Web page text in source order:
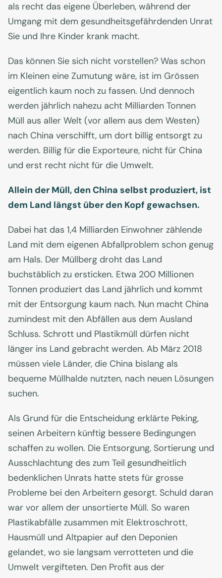
als recht das eigene Überleben, während der
Umgang mit dem gesundheitsgefährdenden Unrat
Sie und Ihre Kinder krank macht.
Das können Sie sich nicht vorstellen? Was schon
im Kleinen eine Zumutung wäre, ist im Grössen
eigentlich kaum noch zu fassen. Und dennoch
werden jährlich nahezu acht Milliarden Tonnen
Müll aus aller Welt (vor allem aus dem Westen)
nach China verschifft, um dort billig entsorgt zu
werden. Billig für die Exporteure, nicht für China
und erst recht nicht für die Umwelt.
Allein der Müll, den China selbst produziert, ist
dem Land längst über den Kopf gewachsen.
Dabei hat das 1,4 Milliarden Einwohner zählende
Land mit dem eigenen Abfallproblem schon genug
am Hals. Der Müllberg droht das Land
buchstäblich zu ersticken. Etwa 200 Millionen
Tonnen produziert das Land jährlich und kommt
mit der Entsorgung kaum nach. Nun macht China
zumindest mit den Abfällen aus dem Ausland
Schluss. Schrott und Plastikmüll dürfen nicht
länger ins Land gebracht werden. Ab März 2018
müssen viele Länder, die China bislang als
bequeme Müllhalde nutzten, nach neuen Lösungen
suchen.
Als Grund für die Entscheidung erklärte Peking,
seinen Arbeitern künftig bessere Bedingungen
schaffen zu wollen. Die Entsorgung, Sortierung und
Ausschlachtung des zum Teil gesundheitlich
bedenklichen Unrats hatte stets für grosse
Probleme bei den Arbeitern gesorgt. Schuld daran
war vor allem der unsortierte Müll. So waren
Plastikabfälle zusammen mit Elektroschrott,
Hausmüll und Altpapier auf den Deponien
gelandet, wo sie langsam verrotteten und die
Umwelt vergifteten. Den Profit aus der